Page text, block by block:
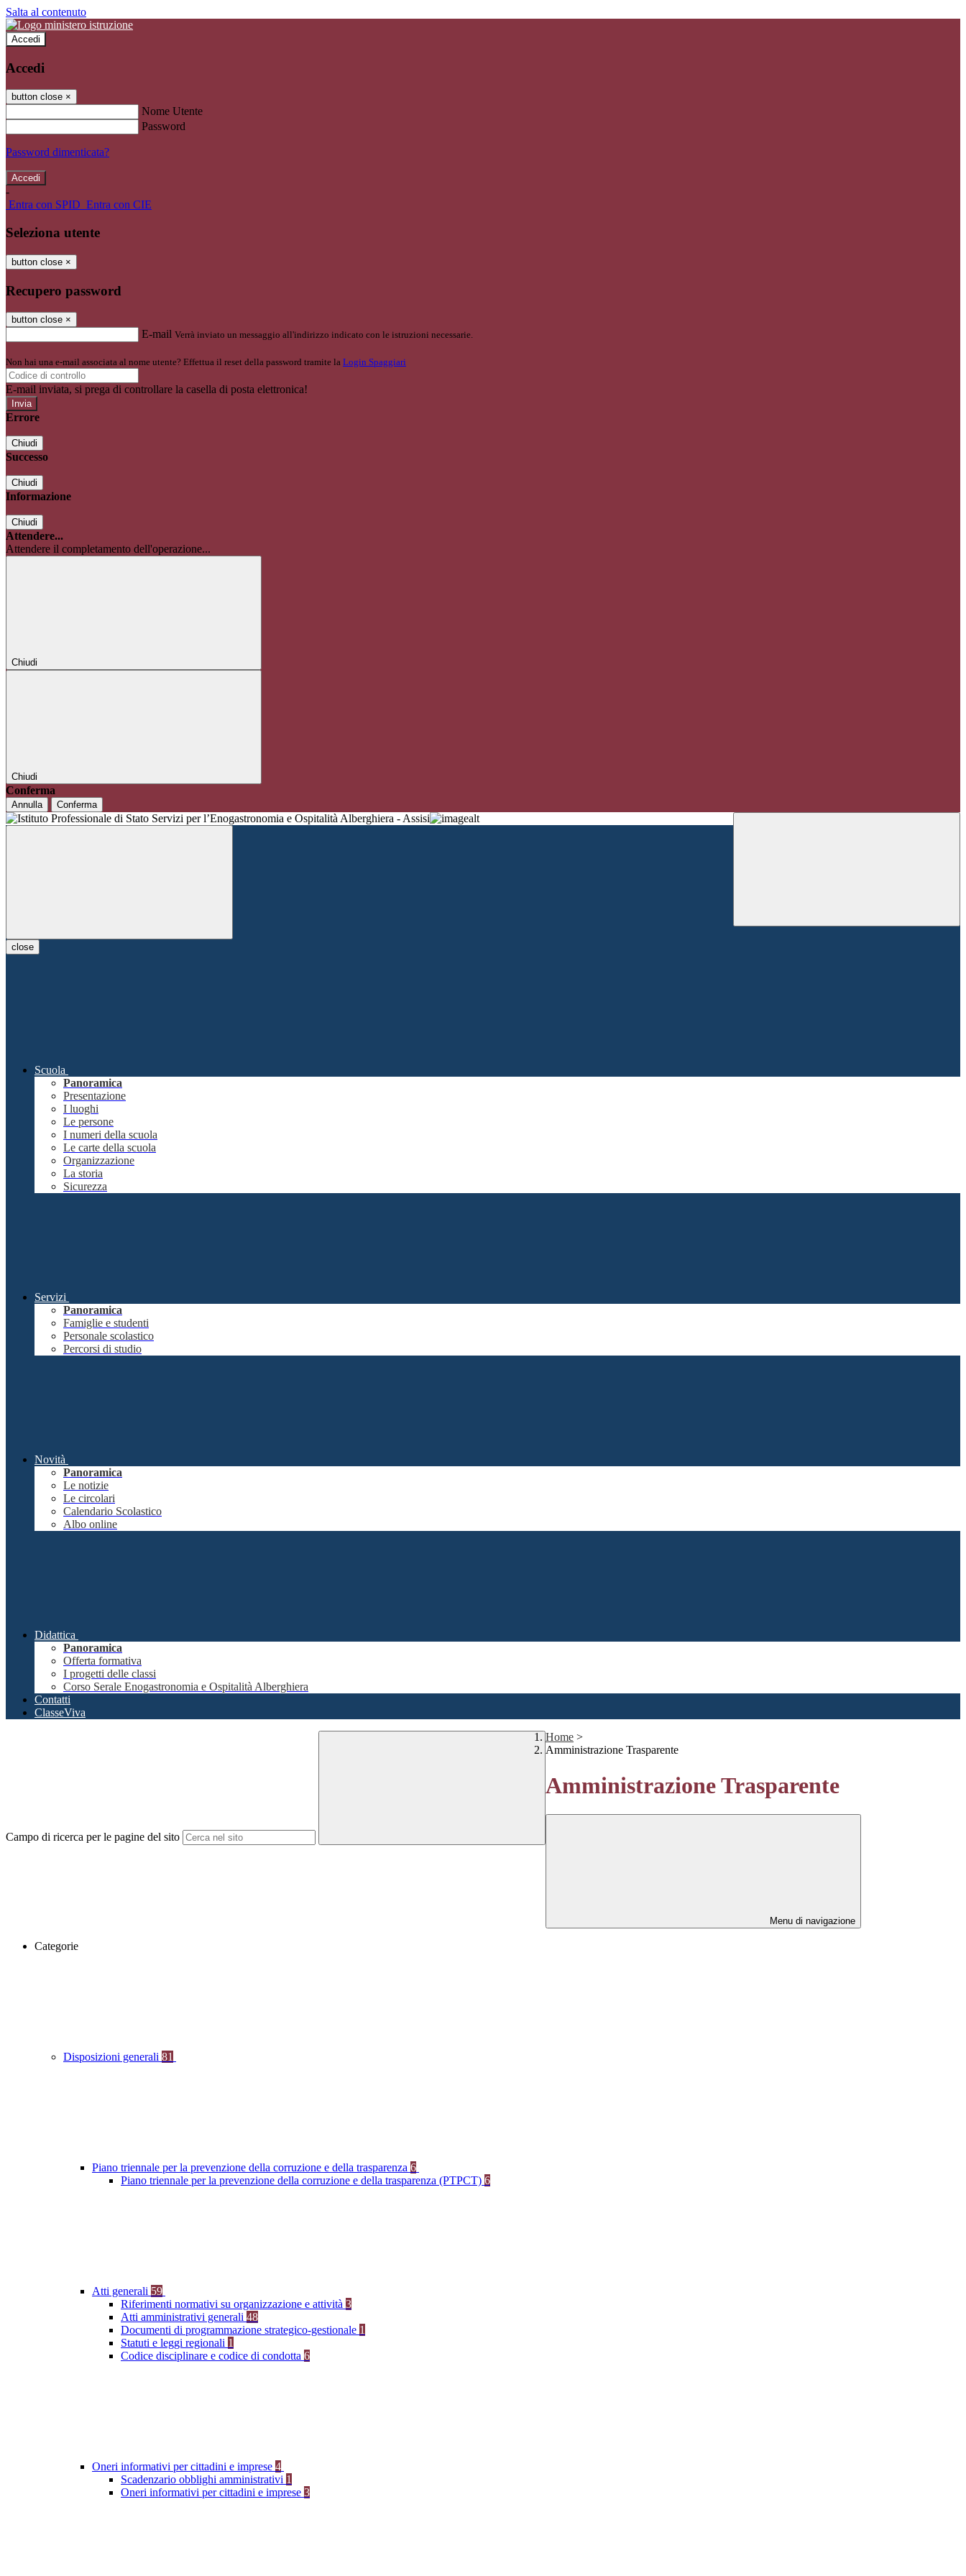
Salta al contenuto
Accedi
Accedi
button close ×
Nome Utente
Password
Password dimenticata?
-
Entra con SPID Entra con CIE
Seleziona utente
button close ×
Recupero password
button close ×
E-mail Verrà inviato un messaggio all'indirizzo indicato con le istruzioni necessarie.
Non hai una e-mail associata al nome utente? Effettua il reset della password tramite la Login Spaggiari
E-mail inviata, si prega di controllare la casella di posta elettronica!
Errore
Chiudi
Successo
Chiudi
Informazione
Chiudi
Attendere...
Attendere il completamento dell'operazione...
Chiudi
Chiudi
Conferma
Annulla Conferma
close
Scuola
Panoramica
Presentazione
I luoghi
Le persone
I numeri della scuola
Le carte della scuola
Organizzazione
La storia
Sicurezza
Servizi
Panoramica
Famiglie e studenti
Personale scolastico
Percorsi di studio
Novità
Panoramica
Le notizie
Le circolari
Calendario Scolastico
Albo online
Didattica
Panoramica
Offerta formativa
I progetti delle classi
Corso Serale Enogastronomia e Ospitalità Alberghiera
Contatti
ClasseViva
Campo di ricerca per le pagine del sito
Home >
Amministrazione Trasparente
Amministrazione Trasparente
Menu di navigazione
Categorie
Disposizioni generali 81
Piano triennale per la prevenzione della corruzione e della trasparenza 6
Piano triennale per la prevenzione della corruzione e della trasparenza (PTPCT) 6
Atti generali 59
Riferimenti normativi su organizzazione e attività 3
Atti amministrativi generali 48
Documenti di programmazione strategico-gestionale 1
Statuti e leggi regionali 1
Codice disciplinare e codice di condotta 6
Oneri informativi per cittadini e imprese 4
Scadenzario obblighi amministrativi 1
Oneri informativi per cittadini e imprese 3